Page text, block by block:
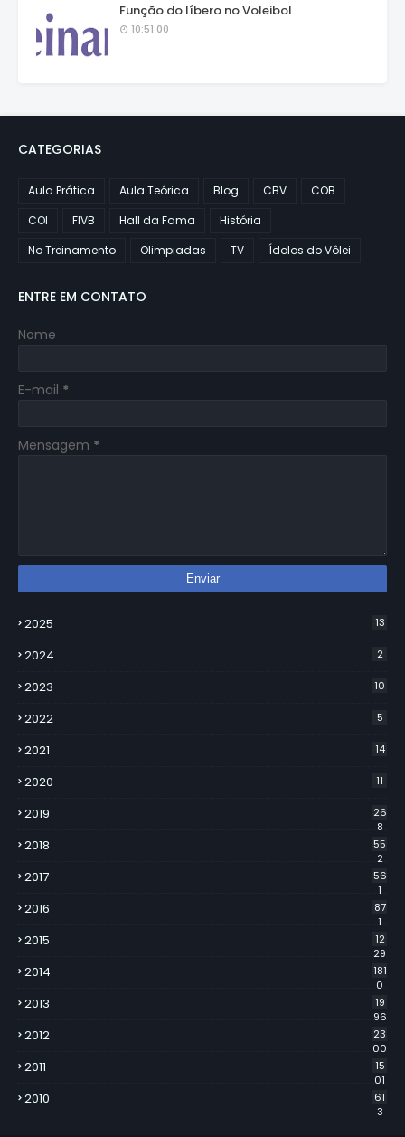
Função do líbero no Voleibol
10:51:00
CATEGORIAS
Aula Prática Aula Teórica Blog CBV
COB
COI
FIVB Hall da Fama
História
No Treinamento
Olimpiadas TV Ídolos do Vôlei
ENTRE EM CONTATO
Nome
E-mail *
Mensagem *
2025 13
2024 2
2023 10
2022 5
2021 14
2020 11
2019
26
8
2018
55
2
2017
56
1
2016
87
1
2015
12
29
2014
181
0
2013
19
96
2012
23
00
2011
15
01
2010
61
3